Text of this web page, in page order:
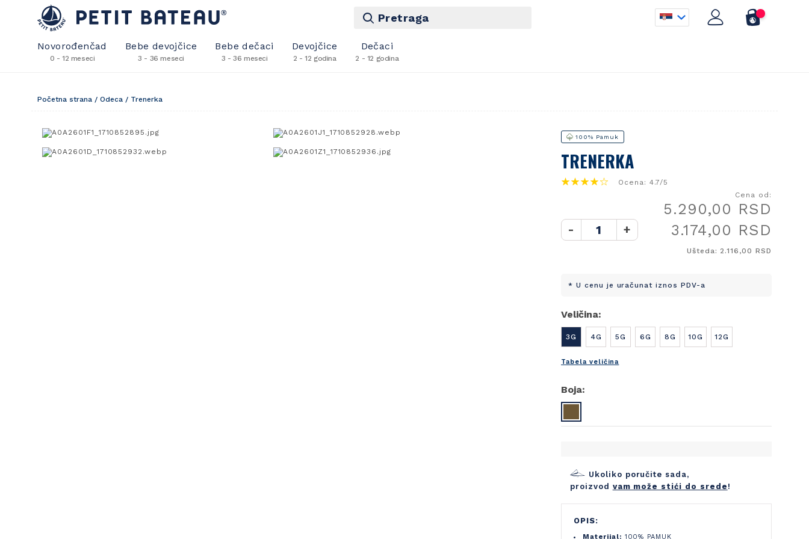
Pretraga
Novorođenčad
0 - 12 meseci
Bebe devojčice
3 - 36 meseci
Bebe dečaci
3 - 36 meseci
Devojčice
2 - 12 godina
Dečaci
2 - 12 godina
Početna strana / Odeca / Trenerka
100% Pamuk
TRENERKA
Ocena: 4.7/5
- +
Cena od:
5.290,00 RSD
3.174,00 RSD
Ušteda: 2.116,00 RSD
* U cenu je uračunat iznos PDV-a
Veličina:
3G 4G 5G 6G 8G 10G 12G
Tabela veličina
Boja:
Ukoliko poručite sada,
proizvod vam može stići do srede !
OPIS:
Materijal: 100% PAMUK